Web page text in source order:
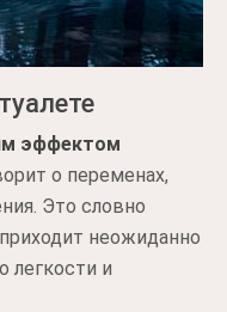
эффектом
о переменах,
Это словно
неожиданно
легкости и